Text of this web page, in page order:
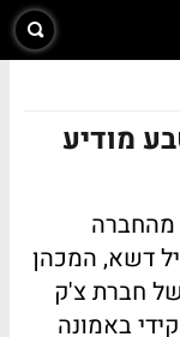
מודיע
מהחברה
אייל דשא, המכהן
חברת צ'ק
באמונה